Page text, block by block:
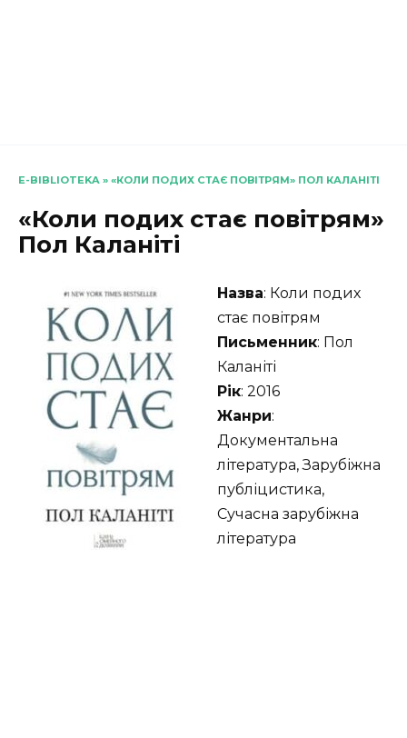
E-BIBLIOTEKA » «КОЛИ ПОДИХ СТАЄ ПОВІТРЯМ» ПОЛ КАЛАНІТІ
«Коли подих стає повітрям»
Пол Каланіті
Назва: Коли подих
стає повітрям
Письменник: Пол
Каланіті
Рік: 2016
Жанри:
Документальна
література, Зарубіжна
публіцистика,
Сучасна зарубіжна
література